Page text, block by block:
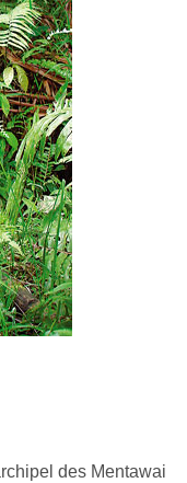
des Mentawai